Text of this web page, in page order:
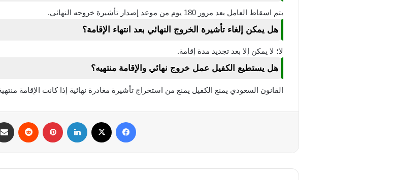
يتم اسقاط العامل بعد مرور 180 يوم من موعد إصدار تأشيرة خروجه النهائي.
هل يمكن إلغاء تأشيرة الخروج النهائي بعد انتهاء الإقامة؟
لا؛ لا يمكن إلا بعد تجديد مدة إقامة.
هل يستطيع الكفيل عمل خروج نهائي والإقامة منتهيه؟
القانون السعودي يمنع الكفيل يمنع من استخراج تأشيرة مغادرة نهائية إذا كانت الإقامة
فيسبوك لينكدإن بينتيريست